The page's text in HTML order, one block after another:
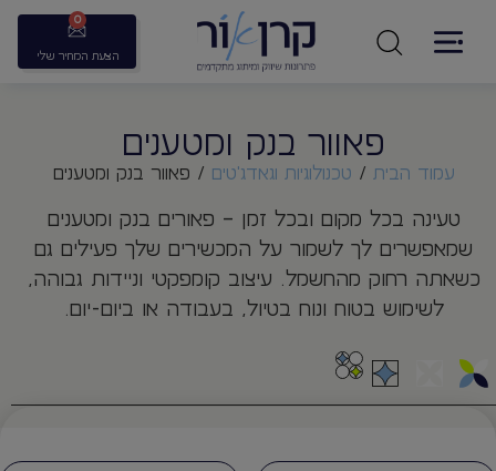
הצעת המחיר שלי
0
פאוור בנק ומטענים
עמוד הבית / טכנולוגיות וגאדג'טים / פאוור בנק ומטענים
טעינה בכל מקום ובכל זמן – פאורים בנק ומטענים
שמאפשרים לך לשמור על המכשירים שלך פעילים גם
כשאתה רחוק מהחשמל. עיצוב קומפקטי וניידות גבוהה,
לשימוש בטוח ונוח בטיול, בעבודה או ביום-יום.